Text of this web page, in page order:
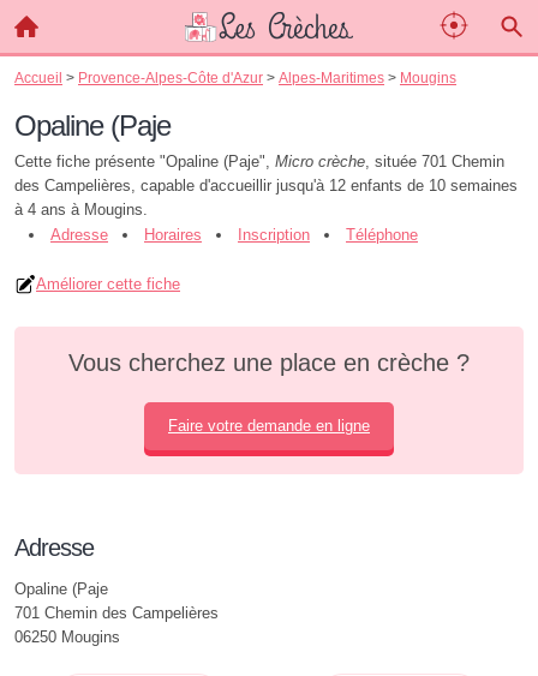
Accueil > Provence-Alpes-Côte d'Azur > Alpes-Maritimes > Mougins
Opaline (Paje
Cette fiche présente "Opaline (Paje", Micro crèche, située 701 Chemin
des Campelières, capable d'accueillir jusqu'à 12 enfants de 10 semaines
à 4 ans à Mougins.
Adresse
Horaires Inscription Téléphone
Améliorer cette fiche
Vous cherchez une place en crèche ?
Faire votre demande en ligne
Adresse
Opaline (Paje
701 Chemin des Campelières
06250 Mougins